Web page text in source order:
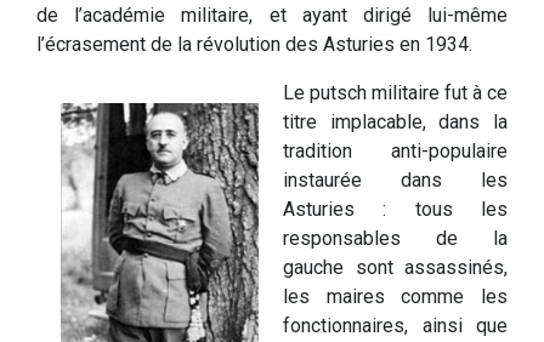
de l’académie militaire, et ayant dirigé lui-même
l’écrasement de la révolution des Asturies en 1934.
Le putsch militaire fut à ce
titre implacable, dans la
tradition anti-populaire
instaurée dans les
Asturies : tous les
responsables de la
gauche sont assassinés,
les maires comme les
fonctionnaires, ainsi que